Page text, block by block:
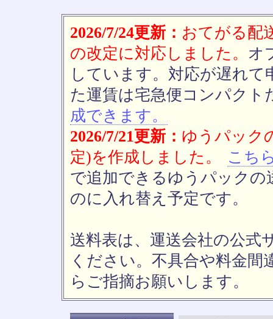
2026/7/24更新： おてがる配
の改定に対応しました。 オ
しています。対応が遅れ
た運賃は宅急便コンパクト
成できます。
2026/7/21更新： ゆうパック
定)を作成しました。
こち
で追加できるゆうパックの
のに入れ替え予定です。
送料表は、運送会社の公式
ください。不具合や料金間
らご指摘お願いします。